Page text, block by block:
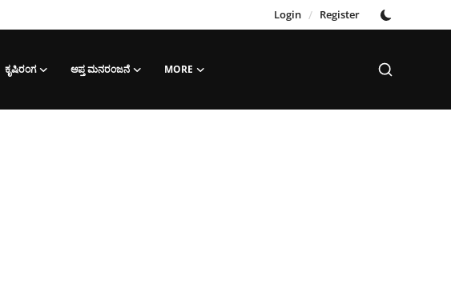
Login / Register
ಕೃಷಿರಂಗ ಆಪ್ತ‌ ಮನರಂಜನೆ MORE